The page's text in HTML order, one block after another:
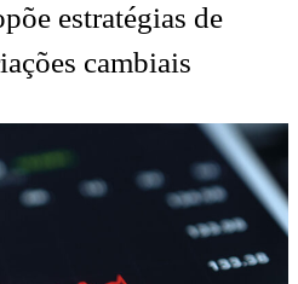
estratégias de
cambiais